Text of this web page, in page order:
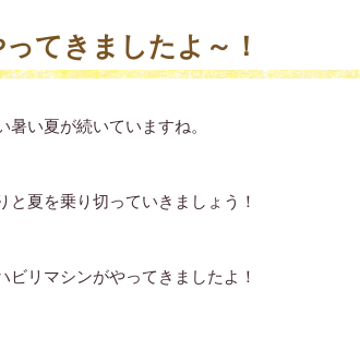
てきましたよ～！
い夏が続いていますね。
夏を乗り切っていきましょう！
リマシンがやってきましたよ！